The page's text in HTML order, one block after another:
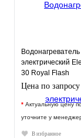
Водонагреватель
электрический
30 Royal Flash
Цена по запросу
* Актуальную цену
уточните у
В избранное